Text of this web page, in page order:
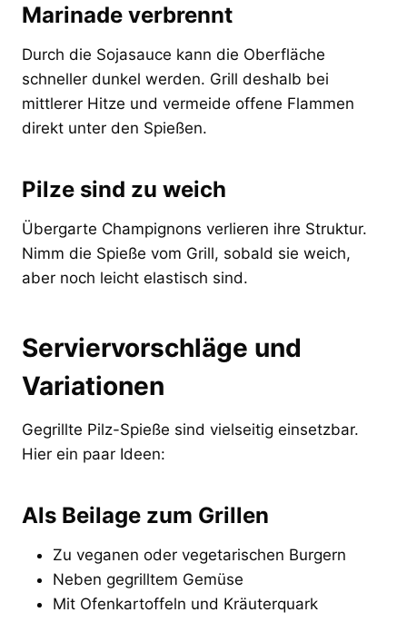
Marinade verbrennt
Durch die Sojasauce kann die Oberfläche
schneller dunkel werden. Grill deshalb bei
mittlerer Hitze und vermeide offene Flammen
direkt unter den Spießen.
Pilze sind zu weich
Übergarte Champignons verlieren ihre Struktur.
Nimm die Spieße vom Grill, sobald sie weich,
aber noch leicht elastisch sind.
Serviervorschläge und
Variationen
Gegrillte Pilz-Spieße sind vielseitig einsetzbar.
Hier ein paar Ideen:
Als Beilage zum Grillen
Zu veganen oder vegetarischen Burgern
Neben gegrilltem Gemüse
Mit Ofenkartoffeln und Kräuterquark